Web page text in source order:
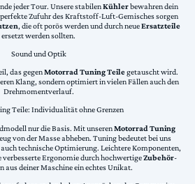
jeder Tour. Unsere stabilenKühlerbewahren dein
Zufuhr des Kraftstoff-Luft-Gemisches sorgen
, die oft porös werden und durch neueErsatzteile
ersetzt werden sollten.
Sound und Optik
das gegenMotorrad Tuning Teilegetauscht wird.
Klang, sondern optimiert in vielen Fällen auch den
Drehmomentverlauf.
Teile: Individualität ohne Grenzen
nur die Basis. Mit unserenMotorrad Tuning
von der Masse abheben. Tuning bedeutet bei uns
technische Optimierung. Leichtere Komponenten,
verbesserte Ergonomie durch hochwertigeZubehör-
aus deiner Maschine ein echtes Unikat.